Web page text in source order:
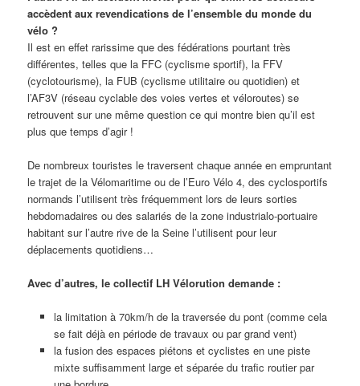
accèdent aux revendications de l’ensemble du monde du
vélo ?
Il est en effet rarissime que des fédérations pourtant très
différentes, telles que la FFC (cyclisme sportif), la FFV
(cyclotourisme), la FUB (cyclisme utilitaire ou quotidien) et
l’AF3V (réseau cyclable des voies vertes et véloroutes) se
retrouvent sur une même question ce qui montre bien qu’il est
plus que temps d’agir !
De nombreux touristes le traversent chaque année en empruntant
le trajet de la Vélomaritime ou de l’Euro Vélo 4, des cyclosportifs
normands l’utilisent très fréquemment lors de leurs sorties
hebdomadaires ou des salariés de la zone industrialo-portuaire
habitant sur l’autre rive de la Seine l’utilisent pour leur
déplacements quotidiens…
Avec d’autres, le collectif LH Vélorution demande :
la limitation à 70km/h de la traversée du pont (comme cela
se fait déjà en période de travaux ou par grand vent)
la fusion des espaces piétons et cyclistes en une piste
mixte suffisamment large et séparée du trafic routier par